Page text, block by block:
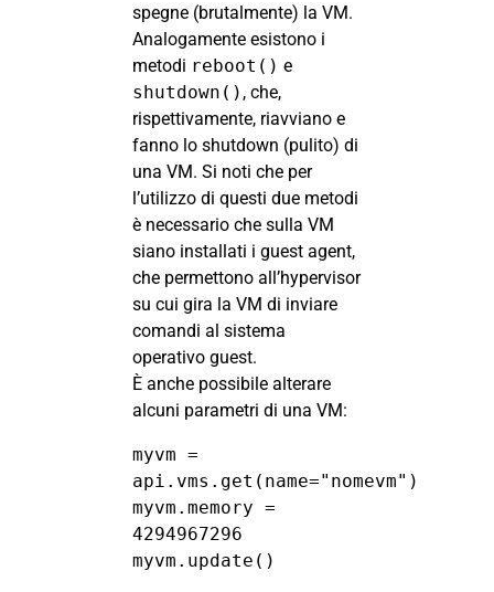
spegne (brutalmente) la VM.
Analogamente esistono i
metodi reboot() e
shutdown() , che,
rispettivamente, riavviano e
fanno lo shutdown (pulito) di
una VM. Si noti che per
l’utilizzo di questi due metodi
è necessario che sulla VM
siano installati i guest agent,
che permettono all’hypervisor
su cui gira la VM di inviare
comandi al sistema
operativo guest.
È anche possibile alterare
alcuni parametri di una VM:
myvm =
api.vms.get(name="nomevm")
myvm.memory =
4294967296
myvm.update()